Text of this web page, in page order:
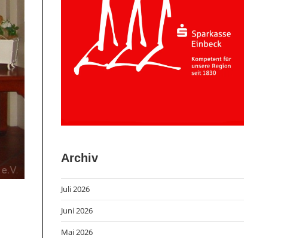
Archiv
Juli 2026
Juni 2026
Mai 2026